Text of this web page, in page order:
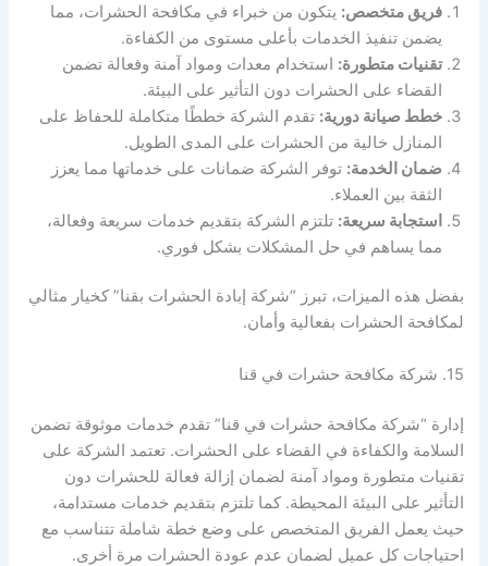
فريق متخصص: يتكون من خبراء في مكافحة الحشرات، مما
يضمن تنفيذ الخدمات بأعلى مستوى من الكفاءة.
تقنيات متطورة: استخدام معدات ومواد آمنة وفعالة تضمن
القضاء على الحشرات دون التأثير على البيئة.
خطط صيانة دورية: تقدم الشركة خططًا متكاملة للحفاظ على
المنازل خالية من الحشرات على المدى الطويل.
ضمان الخدمة: توفر الشركة ضمانات على خدماتها مما يعزز
الثقة بين العملاء.
استجابة سريعة: تلتزم الشركة بتقديم خدمات سريعة وفعالة،
مما يساهم في حل المشكلات بشكل فوري.
بفضل هذه الميزات، تبرز “شركة إبادة الحشرات بقنا” كخيار مثالي
لمكافحة الحشرات بفعالية وأمان.
15. شركة مكافحة حشرات في قنا
إدارة “شركة مكافحة حشرات في قنا” تقدم خدمات موثوقة تضمن
السلامة والكفاءة في القضاء على الحشرات. تعتمد الشركة على
تقنيات متطورة ومواد آمنة لضمان إزالة فعالة للحشرات دون
التأثير على البيئة المحيطة. كما تلتزم بتقديم خدمات مستدامة،
حيث يعمل الفريق المتخصص على وضع خطة شاملة تتناسب مع
احتياجات كل عميل لضمان عدم عودة الحشرات مرة أخرى.